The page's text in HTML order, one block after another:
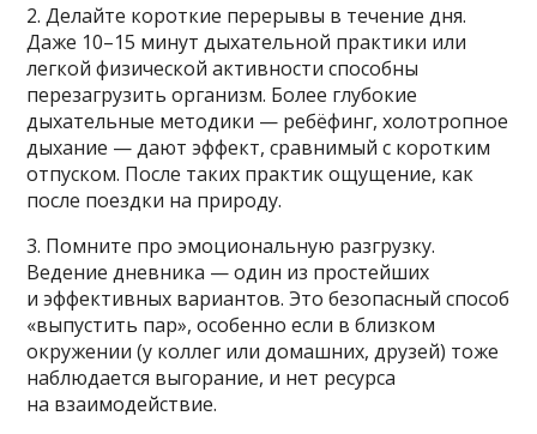
2. Делайте короткие перерывы в течение дня.
Даже 10–15 минут дыхательной практики или
легкой физической активности способны
перезагрузить организм. Более глубокие
дыхательные методики — ребёфинг, холотропное
дыхание — дают эффект, сравнимый с коротким
отпуском. После таких практик ощущение, как
после поездки на природу.
3. Помните про эмоциональную разгрузку.
Ведение дневника — один из простейших
и эффективных вариантов. Это безопасный способ
«выпустить пар», особенно если в близком
окружении (у коллег или домашних, друзей) тоже
наблюдается выгорание, и нет ресурса
на взаимодействие.